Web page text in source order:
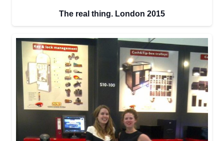
The real thing. London 2015